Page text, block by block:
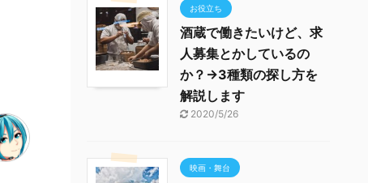
お役立ち
酒蔵で働きたいけど、求
人募集とかしているの
か？→3種類の探し方を
解説します
2020/5/26
映画・舞台